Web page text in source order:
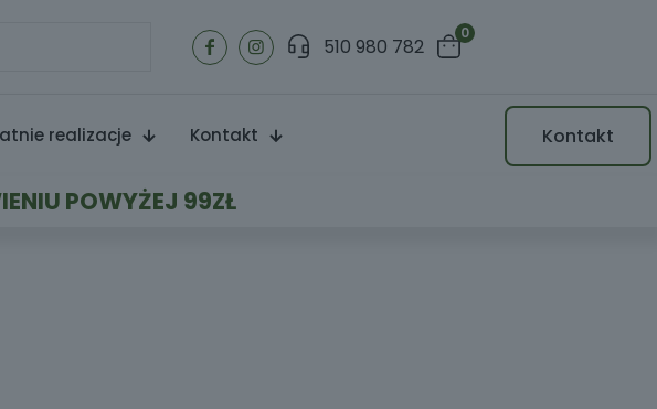
510 980 782
0
realizacje Kontakt Kontakt
POWYŻEJ 99ZŁ